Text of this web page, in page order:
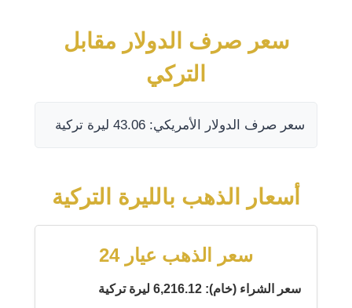
سعر صرف الدولار مقابل
التركي
سعر صرف الدولار الأمريكي: 43.06 ليرة تركية
أسعار الذهب بالليرة التركية
سعر الذهب عيار 24
سعر الشراء (خام): 6,216.12 ليرة تركية